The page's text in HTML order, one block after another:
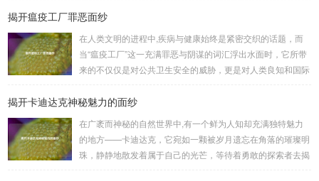
大陆的那一刻起，便肩负着守护的重任，他们身躯魁梧，手持
来自各方的邪恶势力，最初，他们凭借着基础的技能和坚定的
意志，在一次次战斗中积累着经验，不断成长，无论是在阴森
恐怖的地下墓穴，还是在战火纷飞的前线战场，守...
揭开瘟疫工厂罪恶面纱
在人类文明的进程中,疾病与健康始终是紧密交织的话题，而
当“瘟疫工厂”这一充满罪恶与阴谋的词汇浮出水面时，它所带
来的不仅仅是对公共卫生安全的威胁，更是对人类良知和国际
是一些别有用心的势力为了实现其不可告人的目的，秘密设立
科学研究的外衣，实则干着违背人道、危害全球的勾当。 从
历史上看,生物武器的使用曾经给人类带来过惨痛的教训，在
战争时期，某些国家就曾利用细菌、病毒...
揭开卡迪达克神秘魅力的面纱
在广袤而神秘的自然世界中,有一个鲜为人知却充满独特魅力
的地方——卡迪达克，它宛如一颗被岁月遗忘在角落的璀璨明
珠，静静地散发着属于自己的光芒，等待着勇敢的探索者去揭